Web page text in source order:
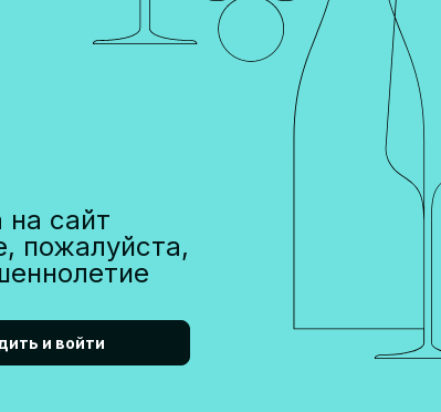
Состав: картофель, подсолнечное масло, соль
только в пункте выдачи или в одном из наших
на сайт
пожалуйста,
и войти